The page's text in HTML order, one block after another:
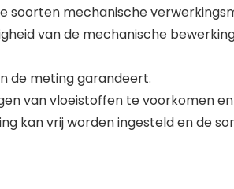
soorten mechanische
van de mechanische
de meting garandeert.
van vloeistoffen te voorkomen
kan vrij worden ingesteld en de